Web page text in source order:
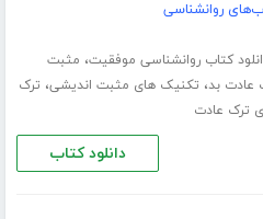
روانشناسی
کتاب روانشناسی موفقیت، مثبت
عادت بد، تکنیک های مثبت اندیشی، ترک
ترک عادت
دانلود کتاب